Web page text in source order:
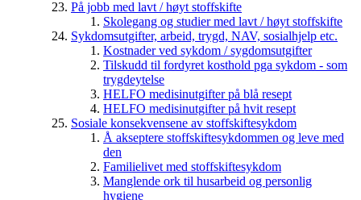
På jobb med lavt / høyt stoffskifte
Skolegang og studier med lavt / høyt stoffskifte
Sykdomsutgifter, arbeid, trygd, NAV, sosialhjelp etc.
Kostnader ved sykdom / sygdomsutgifter
Tilskudd til fordyret kosthold pga sykdom - som
trygdeytelse
HELFO medisinutgifter på blå resept
HELFO medisinutgifter på hvit resept
Sosiale konsekvensene av stoffskiftesykdom
Å akseptere stoffskiftesykdommen og leve med
den
Familielivet med stoffskiftesykdom
Manglende ork til husarbeid og personlig
hygiene